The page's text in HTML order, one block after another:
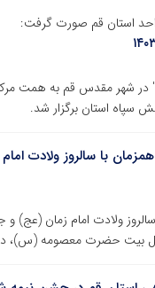
استان قم صورت گرفت:
طرح "سنجش رضایت از جشن نیمه شعبان ۱۴۰۳ " در
سپاه استان برگزار شد.
با سالروز ولادت
ولادت امام زمان
اهل بیت حضرت معصومه (س)،